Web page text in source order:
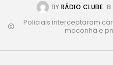
BY RÁDIO CLUBE 8
Policiais interceptaram
maconha e